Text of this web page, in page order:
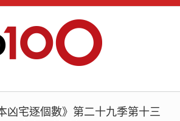
凶宅逐個數》第二十九季第十三